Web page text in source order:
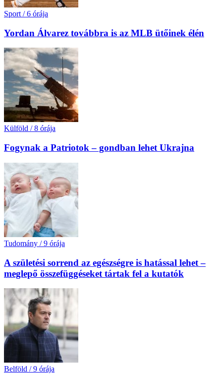
Sport / 6 órája
Yordan Álvarez továbbra is az MLB ütőinek élén
Külföld / 8 órája
Fogynak a Patriotok – gondban lehet Ukrajna
Tudomány / 9 órája
A születési sorrend az egészségre is hatással lehet –
meglepő összefüggéseket tártak fel a kutatók
Belföld / 9 órája